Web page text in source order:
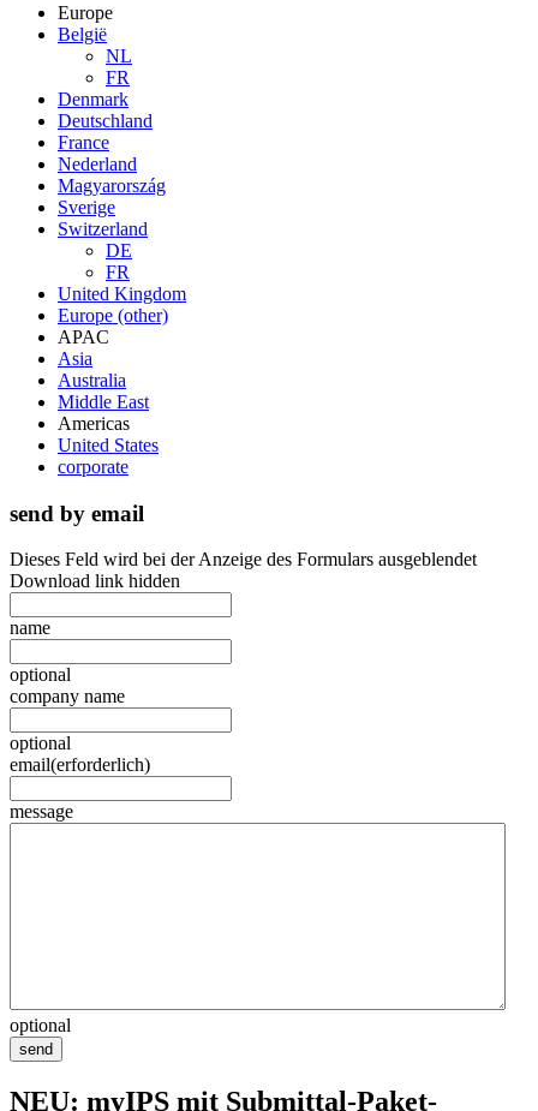
Europe
België
NL
FR
Denmark
Deutschland
France
Nederland
Magyarország
Sverige
Switzerland
DE
FR
United Kingdom
Europe (other)
APAC
Asia
Australia
Middle East
Americas
United States
corporate
send by email
Dieses Feld wird bei der Anzeige des Formulars ausgeblendet
Download link hidden
name
optional
company name
optional
email(erforderlich)
message
optional
send
NEU: myIPS mit Submittal-Paket-